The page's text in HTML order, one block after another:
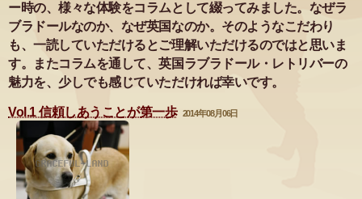
ー時の、様々な体験をコラムとして綴ってみました。なぜラ
ブラドールなのか、なぜ英国なのか。そのようなこだわり
も、一読していただけるとご理解いただけるのではと思いま
す。またコラムを通して、英国ラブラドール・レトリバーの
魅力を、少しでも感じていただければ幸いです。
Vol.1 信頼しあうことが第一歩 2014年08月06日